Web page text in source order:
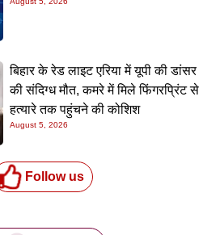
बिहार के रेड लाइट एरिया में यूपी की डांसर
की संदिग्ध मौत, कमरे में मिले फिंगरप्रिंट से
हत्यारे तक पहुंचने की कोशिश
August 5, 2026
Follow us